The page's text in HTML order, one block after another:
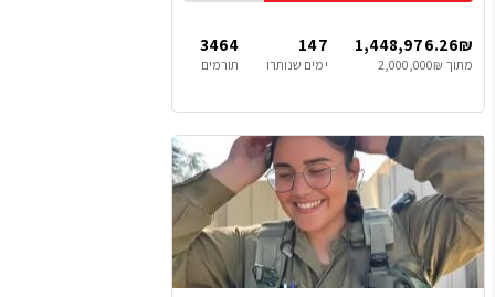
1,448,976.26₪
מתוך 2,000,000₪
147
ימים שנותרו
3464
תורמים